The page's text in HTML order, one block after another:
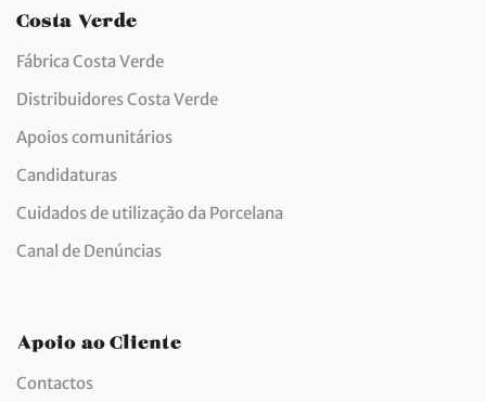
Costa Verde
Fábrica Costa Verde
Distribuidores Costa Verde
Apoios comunitários
Candidaturas
Cuidados de utilização da Porcelana
Canal de Denúncias
Apoio ao Cliente
Contactos